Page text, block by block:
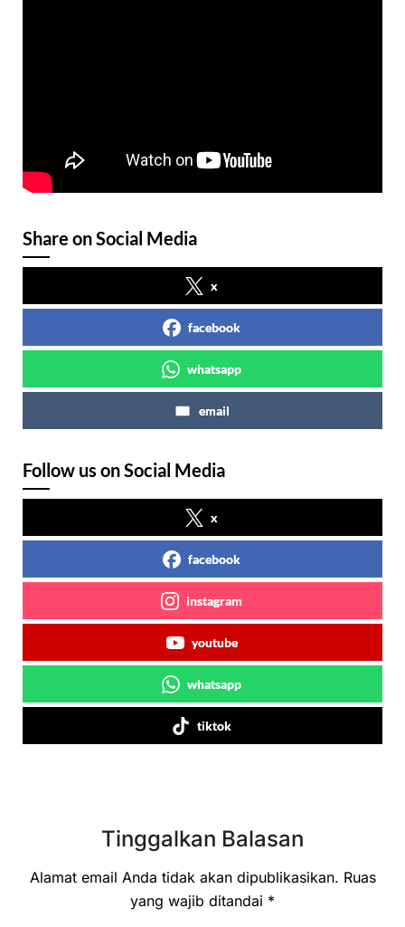
Share on Social Media
x
facebook
whatsapp
email
Follow us on Social Media
x
facebook
instagram
youtube
whatsapp
tiktok
Tinggalkan Balasan
Alamat email Anda tidak akan dipublikasikan. Ruas
yang wajib ditandai *